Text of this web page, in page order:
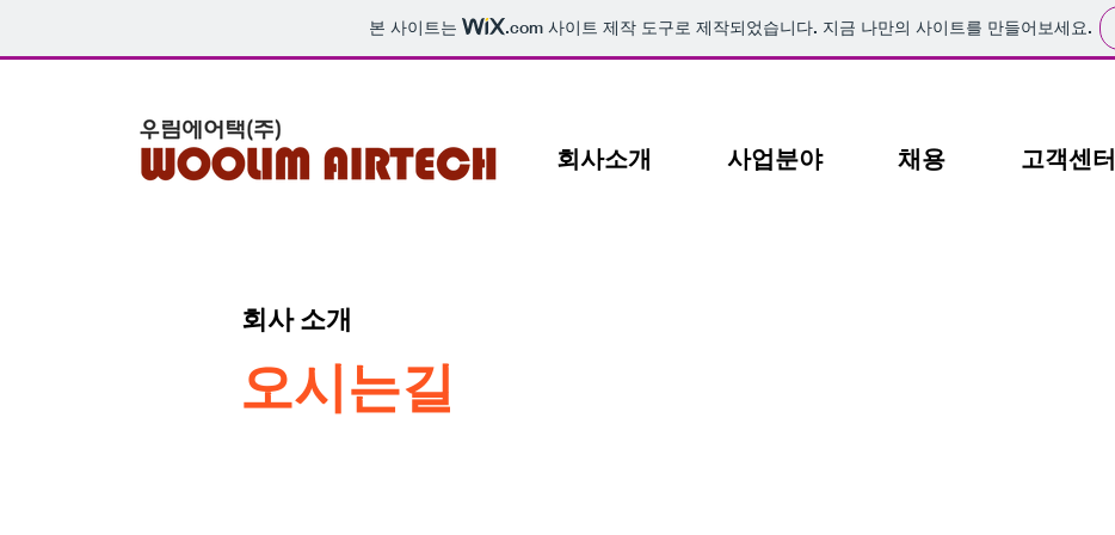
본 사이트는 .com 사이트 제작 도구로 제작되었습니다. 지금 나만의 사이트를 만들어보세요.
회사소개 사업분야 채용 고객센터
회사 소개
오시는길